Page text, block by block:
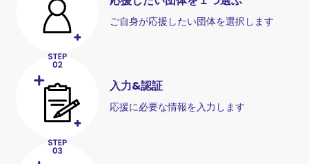
ご自身が応援したい団体を選択します
入力&認証
応援に必要な情報を入力します